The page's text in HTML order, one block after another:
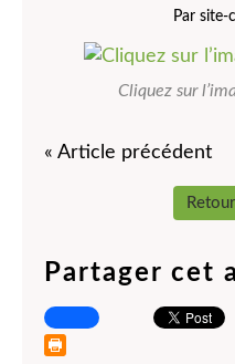
Par site-
Cliquez sur
« Article précédent
Partager cet